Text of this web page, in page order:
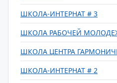
ШКОЛА-ИНТЕРНАТ # 3
ШКОЛА РАБОЧЕЙ
ШКОЛА ЦЕНТРА
ШКОЛА-ИНТЕРНАТ # 2